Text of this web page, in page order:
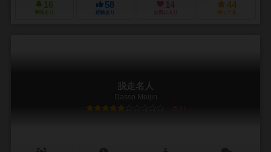
16
興味あり
58
経験あり
14
お気に入り
44
持ってる
脱走名人
Dasso Meijin
5.9